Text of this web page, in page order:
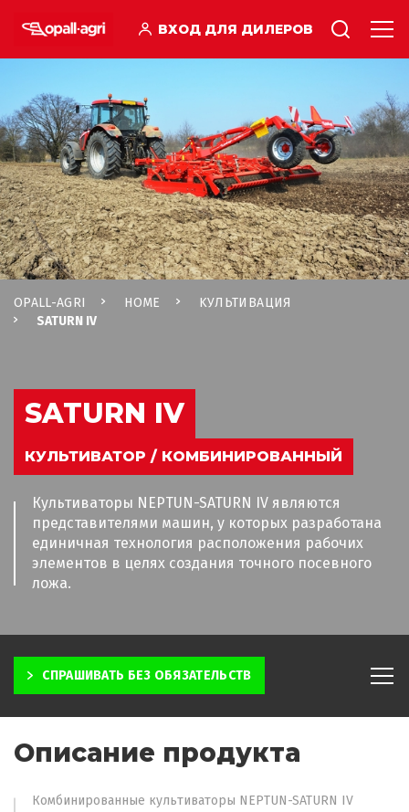
ВХОД ДЛЯ ДИЛЕРОВ
OPALL-AGRI HOME
KУЛЬТИВАЦИЯ
SATURN IV
SATURN IV
КУЛЬТИВАТОР / КОМБИНИРОВАННЫЙ
Культиваторы NEPTUN-SATURN IV являются
представителями машин, у которых разработана
единичная технология расположения рабочих
элементов в целях создания точного посевного
ложа.
СПРАШИВАТЬ БЕЗ ОБЯЗАТЕЛЬСТВ
Описание продукта
Комбинированные культиваторы NEPTUN-SATURN IV